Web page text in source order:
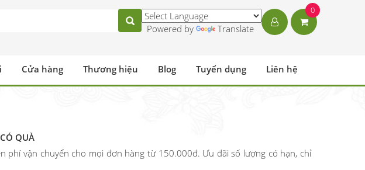
Powered by Translate
0
Cửa hàng Thương hiệu Blog Tuyển dụng Liên hệ
QUÀ
phí vận chuyển cho mọi đơn hàng từ 150.000đ. Ưu đãi số lượng có hạn, chỉ